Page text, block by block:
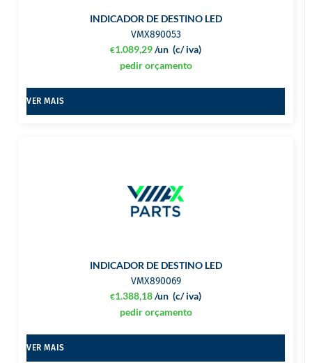
INDICADOR DE DESTINO LED
VMX890053
€1.089,29 (c/ iva)
/un
pedir orçamento
VER MAIS
INDICADOR DE DESTINO LED
VMX890069
€1.388,18 (c/ iva)
/un
pedir orçamento
VER MAIS